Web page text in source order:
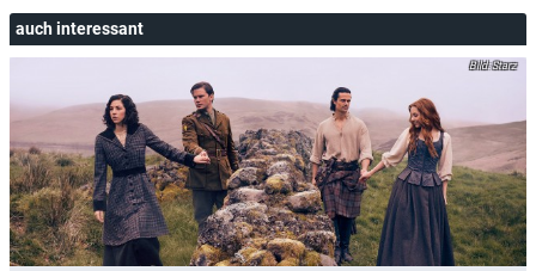
auch interessant
Starz